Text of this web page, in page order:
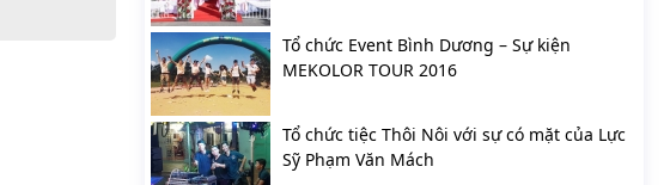
Tổ chức Event Bình Dương – Sự kiện
MEKOLOR TOUR 2016
Tổ chức tiệc Thôi Nôi với sự có mặt của Lực
Sỹ Phạm Văn Mách